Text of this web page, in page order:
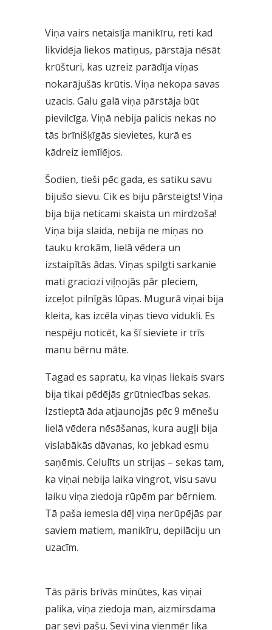
Viņa vairs netaisīja manikīru, reti kad
likvidēja liekos matiņus, pārstāja nēsāt
krūšturi, kas uzreiz parādīja viņas
nokarājušās krūtis. Viņa nekopa savas
uzacis. Galu galā viņa pārstāja būt
pievilcīga. Viņā nebija palicis nekas no
tās brīnišķīgās sievietes, kurā es
kādreiz iemīlējos.
Šodien, tieši pēc gada, es satiku savu
bijušo sievu. Cik es biju pārsteigts! Viņa
bija bija neticami skaista un mirdzoša!
Viņa bija slaida, nebija ne miņas no
tauku krokām, lielā vēdera un
izstaipītās ādas. Viņas spilgti sarkanie
mati graciozi viļņojās pār pleciem,
izceļot pilnīgās lūpas. Mugurā viņai bija
kleita, kas izcēla viņas tievo vidukli. Es
nespēju noticēt, ka šī sieviete ir trīs
manu bērnu māte.
Tagad es sapratu, ka viņas liekais svars
bija tikai pēdējās grūtniecības sekas.
Izstieptā āda atjaunojās pēc 9 mēnešu
lielā vēdera nēsāšanas, kura augļi bija
vislabākās dāvanas, ko jebkad esmu
saņēmis. Celulīts un strijas – sekas tam,
ka viņai nebija laika vingrot, visu savu
laiku viņa ziedoja rūpēm par bērniem.
Tā paša iemesla dēļ viņa nerūpējās par
saviem matiem, manikīru, depilāciju un
uzacīm.
Tās pāris brīvās minūtes, kas viņai
palika, viņa ziedoja man, aizmirsdama
par sevi pašu. Sevi viņa vienmēr lika